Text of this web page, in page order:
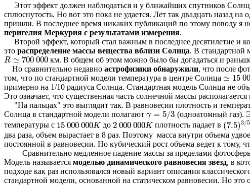
Этот эффект должен наблюдаться и у ближайших спутников
сплюснутость. Но вот это пока не удается. Лет так двадцать назад
пришли. В последнее время никаких публикаций по этому поводу я
перигелия Меркурия с результатами измерения.
Второй эффект, который стал важным в последнее десятилетие и
это распределение массы вещества вблизи Солнца. В стандартной
R ≃ 700 000
R≃700 000
км. В общем об этом можно было бы догадаться и
Но сравнительно недавно астрофизики обнаружили, что после
том, что по стандартной модели температура в центре Солнца ≃ 15
≃ 15
примерно на 1/10 радиуса Солнца. Стандартная модель Солнца не
Это означает, что существенная часть солнечной массы
"На пальцах" это выглядит так. В равновесии плотность и
Солнца в стандартной модели полагают γ = 5/3
γ=5/ 3
(одноатомный газ).
температуры с 15 000 000K
15 000 000Kдо 2 000 000K
2 000 000K плотность падает в (7.5)3/5
(7.5)3/5
два раза, объем вырастает в 8 раз. Поэтому масса внутри объема
постоянной в равновесии. Но кубический рост объема ведет к
Сравнительно медленное падение массы за пределами
Модель называется моделью динамического равновесия звезд, в
подходе как раз использовался новый вариант описания
стандартной модели, основанной на статическом равновесии. Но это